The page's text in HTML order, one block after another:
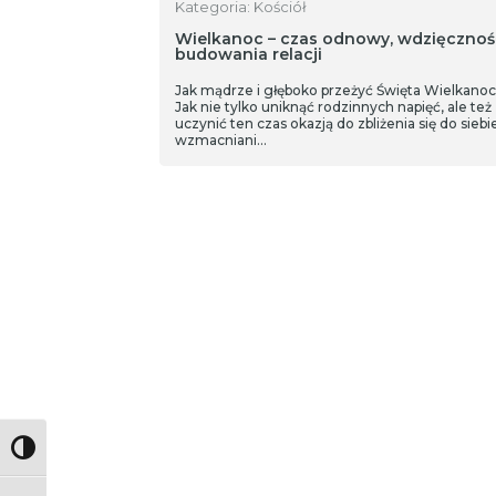
Toggle High Contrast
Kategoria: Kościół
Wielkanoc – czas odnowy,
budowania relacji
Jak mądrze i głęboko przeżyć Święta
Jak nie tylko uniknąć rodzinnych napięć, ale też
uczynić ten czas okazją do zbliżenia się do
wzmacniani…